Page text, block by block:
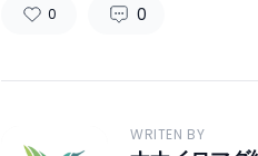
0 0
WRITEN BY